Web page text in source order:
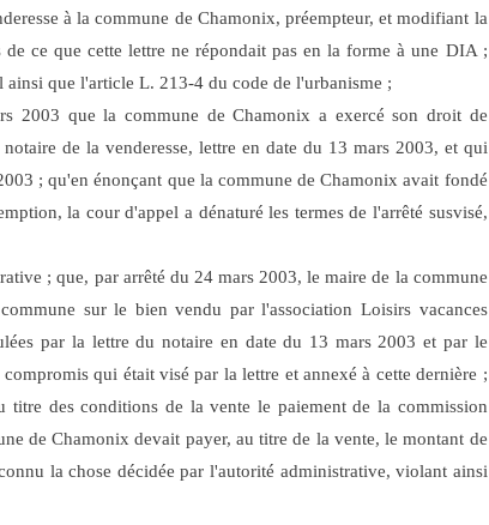
à la commune de Chamonix, préempteur, et modifiant la
ce que cette lettre ne répondait pas en la forme à une DIA ;
que l'article L. 213-4 du code de l'urbanisme ;
2003 que la commune de Chamonix a exercé son droit de
de la venderesse, lettre en date du 13 mars 2003, et qui
; qu'en énonçant que la commune de Chamonix avait fondé
la cour d'appel a dénaturé les termes de l'arrêté susvisé,
; que, par arrêté du 24 mars 2003, le maire de la commune
sur le bien vendu par l'association Loisirs vacances
par la lettre du notaire en date du 13 mars 2003 et par le
qui était visé par la lettre et annexé à cette dernière ;
des conditions de la vente le paiement de la commission
de Chamonix devait payer, au titre de la vente, le montant de
la chose décidée par l'autorité administrative, violant ainsi